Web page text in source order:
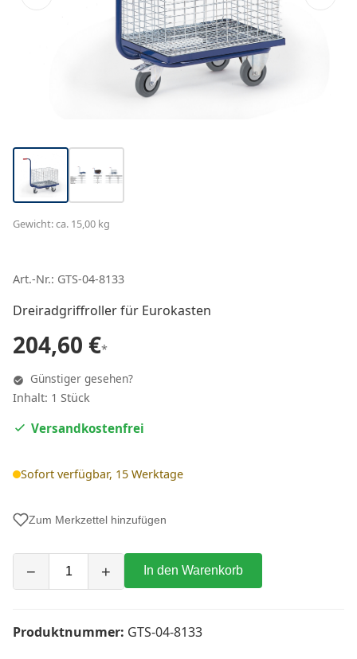
Gewicht: ca. 15,00 kg
Art.-Nr.: GTS-04-8133
Dreiradgriffroller für Eurokasten
204,60 €*
Günstiger gesehen?
Inhalt: 1 Stück
Versandkostenfrei
Sofort verfügbar, 15 Werktage
Zum Merkzettel hinzufügen
− + In den Warenkorb
Produktnummer: GTS-04-8133